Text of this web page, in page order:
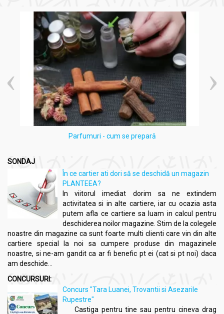
Parfumuri - cum se prepară
SONDAJ
În ce cartier ati dori să se deschidă un magazin
PLANTEEA?
In viitorul imediat dorim sa ne extindem
activitatea si in alte cartiere, iar cu ocazia asta
putem afla ce cartiere sa luam in calcul pentru
deschiderea noilor magazine. Stim de la colegele
noastre din magazine ca sunt foarte multi clienti care vin din alte
cartiere special la noi sa cumpere produse din magazinele
noastre, si ne-am gandit ca ar fi benefic pt ei (cat si pt noi) daca
am deschide...
CONCURSURI:
Concurs "Tara Luanei, Trovantii si Asezarile
Rupestre"
Castiga pentru tine sau pentru cineva drag